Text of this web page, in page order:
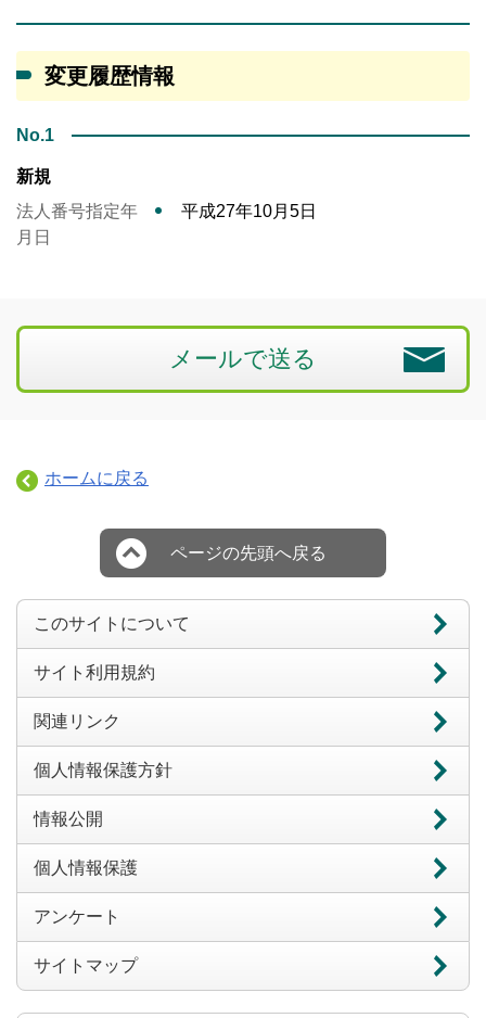
変更履歴情報
No.1
新規
法人番号指定年
月日
平成27年10月5日
メールで送る
ホームに戻る
ページの先頭へ戻る
このサイトについて
サイト利用規約
関連リンク
個人情報保護方針
情報公開
個人情報保護
アンケート
サイトマップ